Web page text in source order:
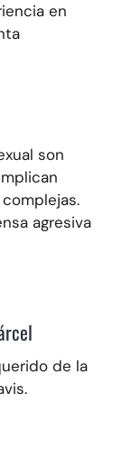
en
son
agresiva
de la